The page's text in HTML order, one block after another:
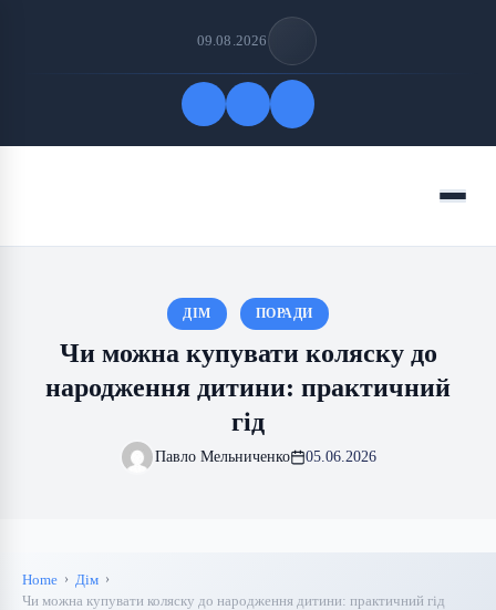
09.08.2026
Menu
ДІМ ПОРАДИ
Чи можна купувати коляску до
народження дитини: практичний
гід
Павло Мельниченко 05.06.2026
Home
Дім
Чи можна купувати коляску до народження дитини: практичний гід